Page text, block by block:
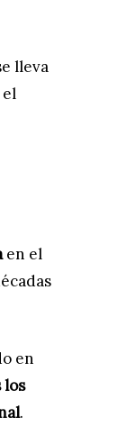
lleva
el
en el
en
los
.